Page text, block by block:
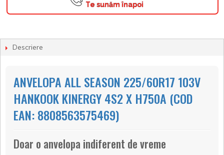
Te sunăm înapoi
Descriere
ANVELOPA ALL SEASON 225/60R17 103V
HANKOOK KINERGY 4S2 X H750A (COD
EAN: 8808563575469)
Doar o anvelopa indiferent de vreme